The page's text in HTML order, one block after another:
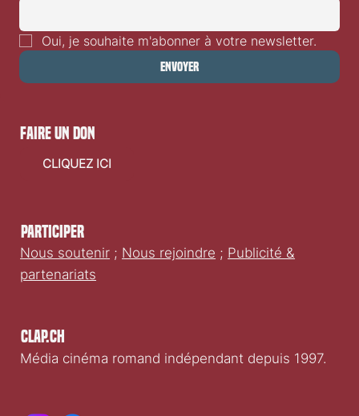
Oui, je souhaite m'abonner à votre newsletter.
Envoyer
Clap.ch
Média cinéma romand indépendant depuis 1997.
Participer
Nous soutenir ; Nous rejoindre ; Publicité &
partenariats
faire un don
CLIQUEZ ICI